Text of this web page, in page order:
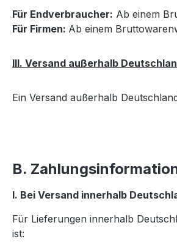
Für Endverbraucher: Ab einem
Für Firmen: Ab einem
III. Versand außerhalb
Ein Versand außerhalb
B.
I. Bei Versand innerhalb
Für Lieferungen innerhalb
ist: